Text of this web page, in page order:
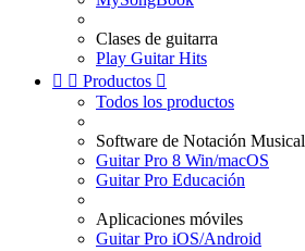
Clases de guitarra
Play Guitar Hits
  Productos 
Todos los productos
Software de Notación Musical
Guitar Pro 8 Win/macOS
Guitar Pro Educación
Aplicaciones móviles
Guitar Pro iOS/Android